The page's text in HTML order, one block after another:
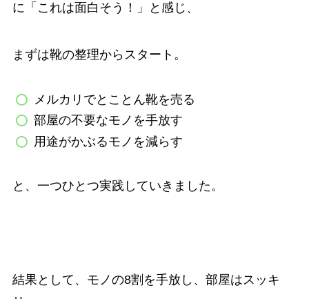
に「これは面白そう！」と感じ、
まずは靴の整理からスタート。
メルカリでとことん靴を売る
部屋の不要なモノを手放す
用途がかぶるモノを減らす
と、一つひとつ実践していきました。
結果として、モノの8割を手放し、部屋はスッキ